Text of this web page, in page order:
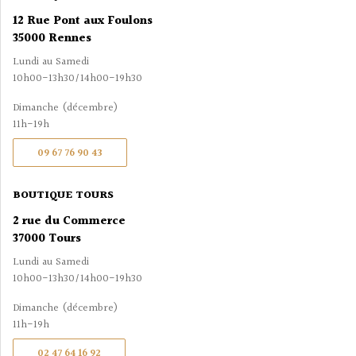
12 Rue Pont aux Foulons
35000 Rennes
Lundi au Samedi
10h00-13h30/14h00-19h30
Dimanche (décembre)
11h-19h
09 67 76 90 43
BOUTIQUE TOURS
2 rue du Commerce
37000 Tours
Lundi au Samedi
10h00-13h30/14h00-19h30
Dimanche (décembre)
11h-19h